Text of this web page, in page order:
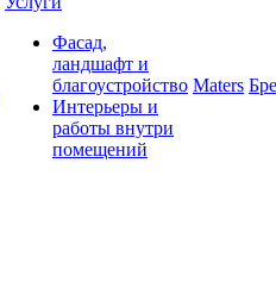
Фасад,
ландшафт и
благоустройство
Интерьеры и
работы внутри
помещений
Maters